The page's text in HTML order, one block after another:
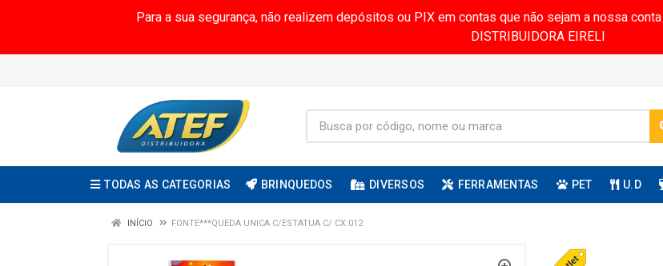
Para a sua segurança, não realizem depósitos ou PIX em contas que não sejam a nossa
DISTRIBUIDORA EIRELI
TODAS AS CATEGORIAS BRINQUEDOS DIVERSOS FERRAMENTAS PET U.D
INÍCIO FONTE***QUEDA UNICA C/ESTATUA C/ CX:012